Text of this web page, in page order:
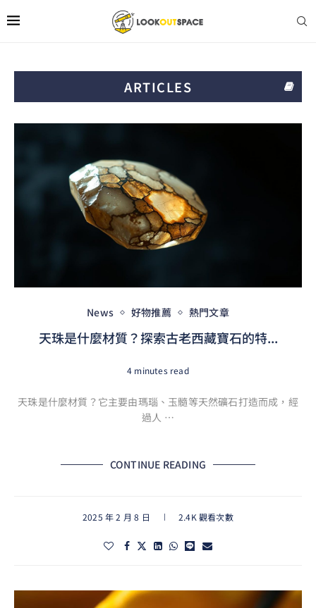
ARTICLES
News 好物推薦 熱門文章
天珠是什麼材質？探索古老西藏寶石的特...
4 minutes read
天珠是什麼材質？它主要由瑪瑙、玉髓等天然礦石打造而成，經
過人 …
CONTINUE READING
2025 年 2 月 8 日 2.4K 觀看次數